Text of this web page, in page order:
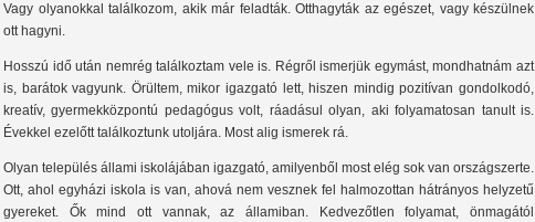
Vagy olyanokkal találkozom, akik már feladták. Otthagyták az egészet, vagy készülnek
ott hagyni.
Hosszú idő után nemrég találkoztam vele is. Régről ismerjük egymást, mondhatnám azt
is, barátok vagyunk. Örültem, mikor igazgató lett, hiszen mindig pozitívan gondolkodó,
kreatív, gyermekközpontú pedagógus volt, ráadásul olyan, aki folyamatosan tanult is.
Évekkel ezelőtt találkoztunk utoljára. Most alig ismerek rá.
Olyan település állami iskolájában igazgató, amilyenből most elég sok van országszerte.
Ott, ahol egyházi iskola is van, ahová nem vesznek fel halmozottan hátrányos helyzetű
gyereket. Ők mind ott vannak, az államiban. Kedvezőtlen folyamat, önmagától